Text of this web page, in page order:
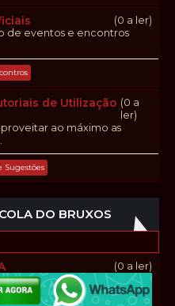
(0 a ler)
de eventos e encontros
de Utilização (0 a
ler)
ao máximo as
Sugestões
DO BRUXOS
(0 a ler)